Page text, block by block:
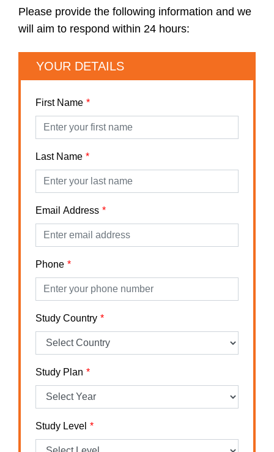
Please provide the following information and we
will aim to respond within 24 hours:
YOUR DETAILS
First Name
Last Name
Email Address
Phone
Study Country
Study Plan
Study Level